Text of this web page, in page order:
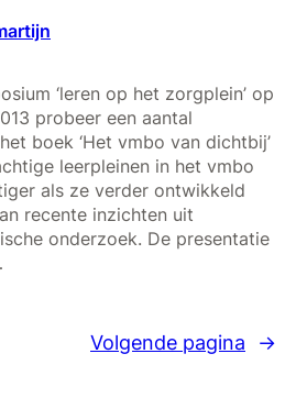
‘leren op het zorgplein’ op
probeer een aantal
boek ‘Het vmbo van dichtbij’
leerpleinen in het vmbo
als ze verder ontwikkeld
recente inzichten uit
onderzoek. De presentatie
Volgende pagina →